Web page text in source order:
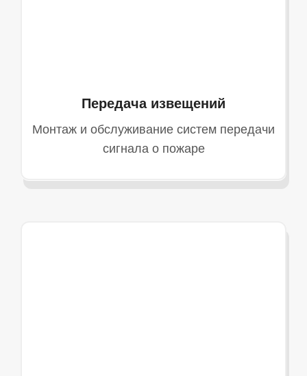
Передача извещений
Монтаж и обслуживание систем передачи
сигнала о пожаре